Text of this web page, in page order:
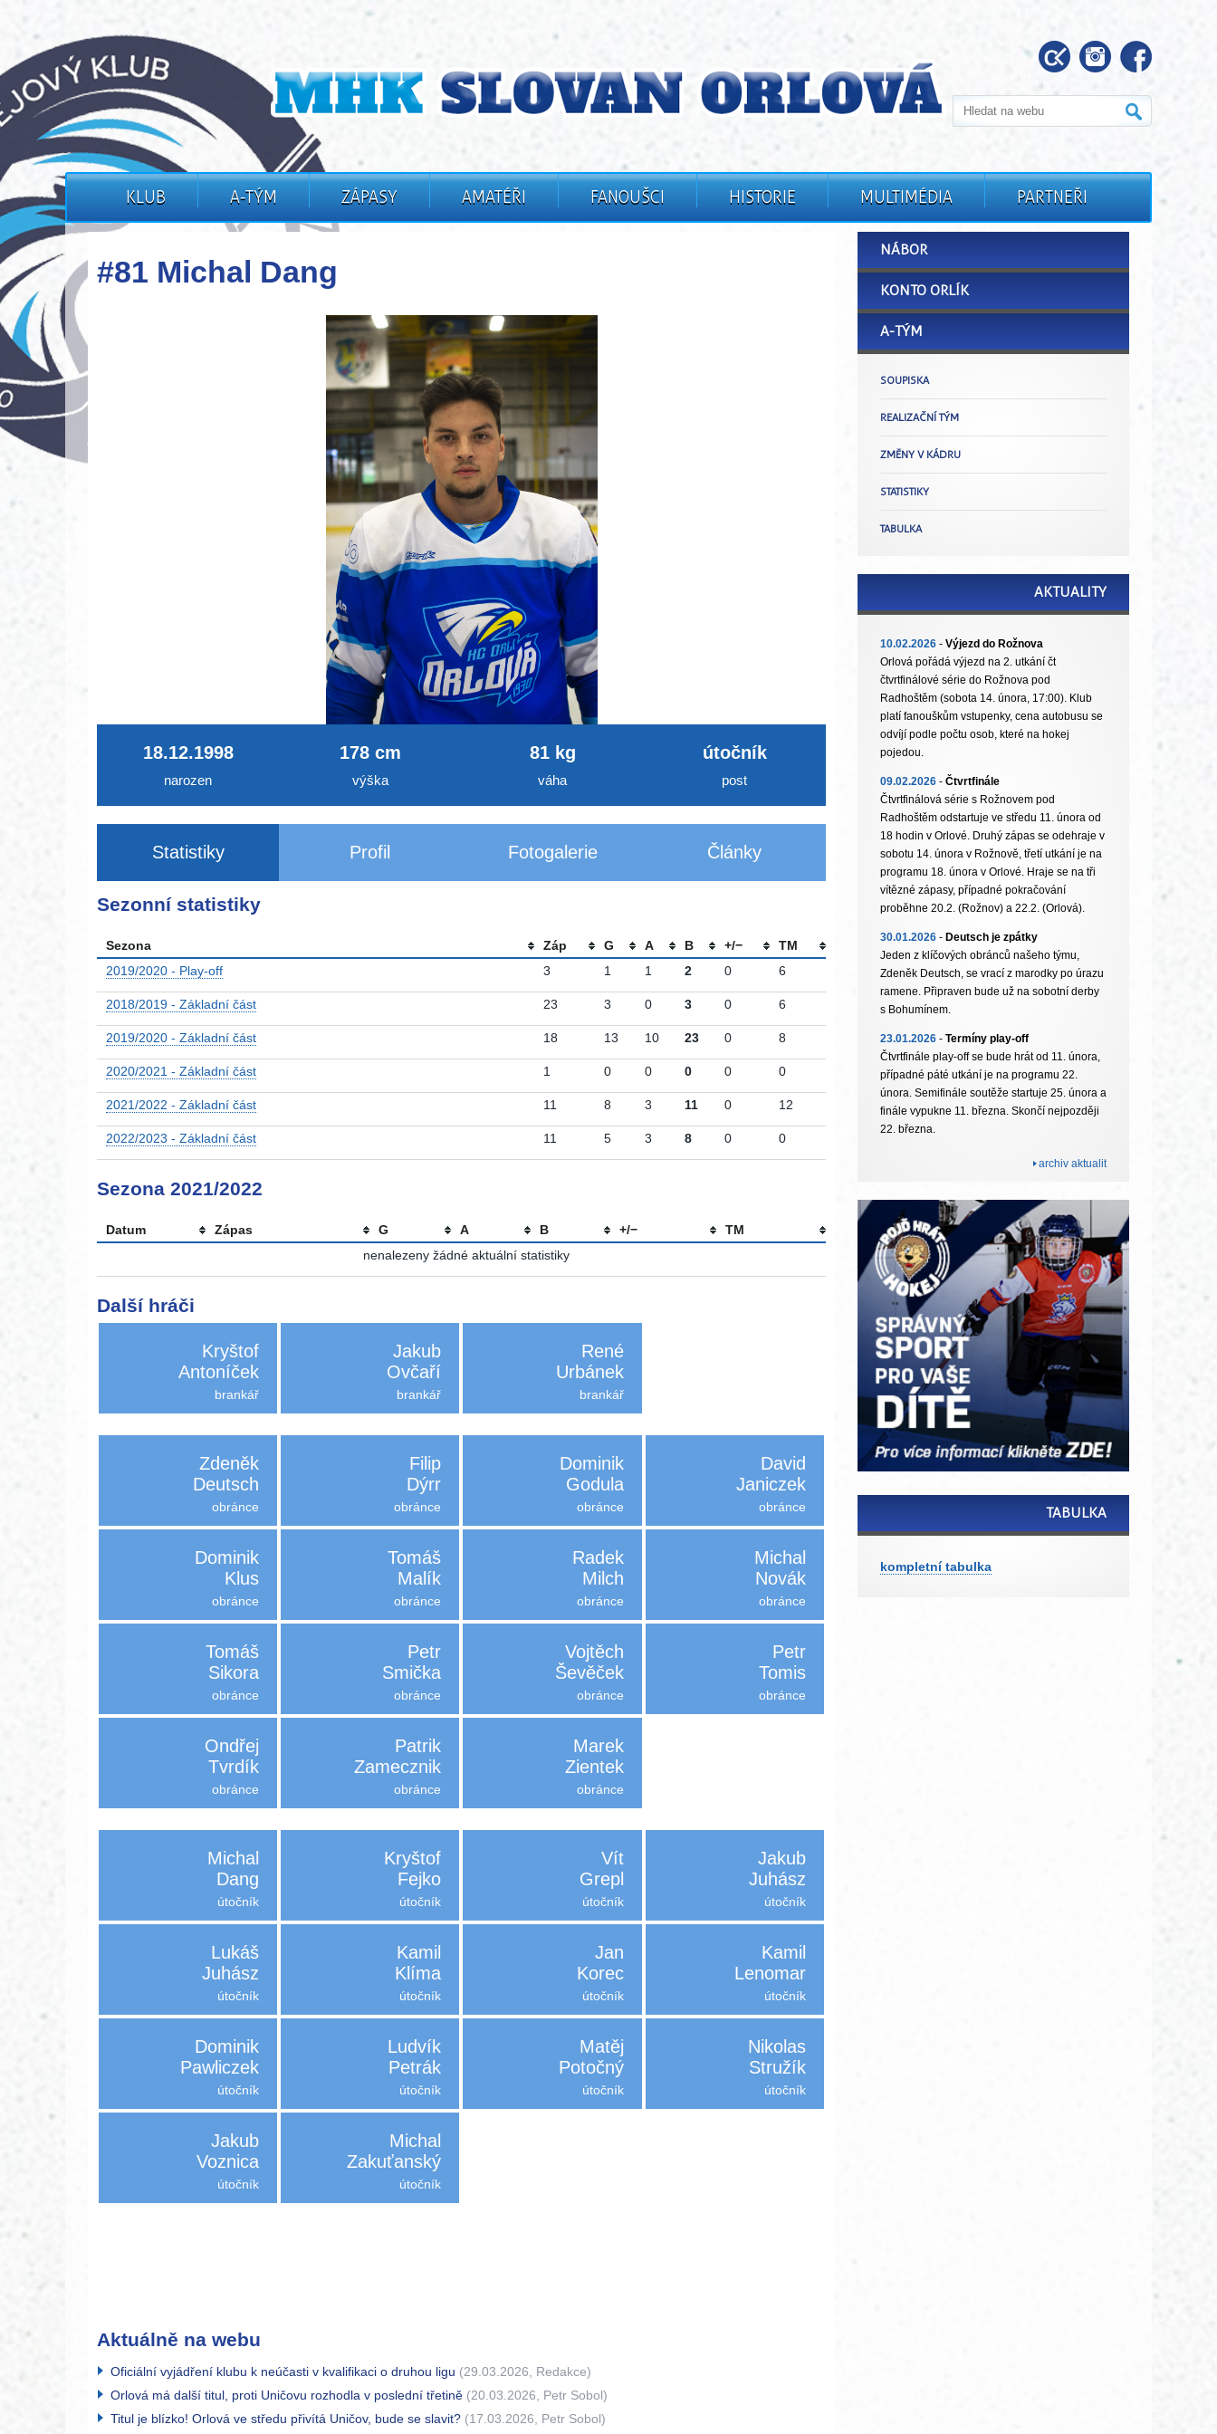
KLUB A-TÝM ZÁPASY AMATÉŘI FANOUŠCI HISTORIE MULTIMÉDIA PARTNEŘI
#81 Michal Dang
18.12.1998
narozen
178 cm
výška
81 kg
váha
útočník
post
Statistiky Profil Fotogalerie Články
Sezonní statistiky
Sezona Záp G A B +/−
TM
2019/2020 - Play-off
3 1 1 2 0 6
2018/2019 - Základní část 23 3 0 3 0 6
2019/2020 - Základní část 18 13 10 23 0 8
2020/2021 - Základní část 1 0 0 0 0 0
2021/2022 - Základní část 11 8 3 11 0 12
2022/2023 - Základní část 11 5 3 8 0 0
Sezona 2021/2022
Datum Zápas G A B +/−
TM
nenalezeny žádné aktuální statistiky
Další hráči
Kryštof
Antoníček
brankář
Jakub
Ovčaří
brankář
René
Urbánek
brankář
Zdeněk
Deutsch
obránce
Filip
Dýrr
obránce
Dominik
Godula
obránce
David
Janiczek
obránce
Dominik
Klus
obránce
Tomáš
Malík
obránce
Radek
Milch
obránce
Michal
Novák
obránce
Tomáš
Sikora
obránce
Petr
Smička
obránce
Vojtěch
Ševěček
obránce
Petr
Tomis
obránce
Ondřej
Tvrdík
obránce
Patrik
Zamecznik
obránce
Marek
Zientek
obránce
Michal
Dang
útočník
Kryštof
Fejko
útočník
Vít
Grepl
útočník
Jakub
Juhász
útočník
Lukáš
Juhász
útočník
Kamil
Klíma
útočník
Jan
Korec
útočník
Kamil
Lenomar
útočník
Dominik
Pawliczek
útočník
Ludvík
Petrák
útočník
Matěj
Potočný
útočník
Nikolas
Stružík
útočník
Jakub
Voznica
útočník
Michal
Zakuťanský
útočník
Aktuálně na webu
Oficiální vyjádření klubu k neúčasti v kvalifikaci o druhou ligu (29.03.2026, Redakce)
Orlová má další titul, proti Uničovu rozhodla v poslední třetině (20.03.2026, Petr Sobol)
Titul je blízko! Orlová ve středu přivítá Uničov, bude se slavit? (17.03.2026, Petr Sobol)
NÁBOR
KONTO ORLÍK
A-TÝM
SOUPISKA
REALIZAČNÍ TÝM
ZMĚNY V KÁDRU
STATISTIKY
TABULKA
AKTUALITY
10.02.2026 - Výjezd do Rožnova
Orlová pořádá výjezd na 2. utkání čt
čtvrtfinálové série do Rožnova pod
Radhoštěm (sobota 14. února, 17:00). Klub
platí fanouškům vstupenky, cena autobusu se
odvíjí podle počtu osob, které na hokej
pojedou.
09.02.2026 - Čtvrtfinále
Čtvrtfinálová série s Rožnovem pod
Radhoštěm odstartuje ve středu 11. února od
18 hodin v Orlové. Druhý zápas se odehraje v
sobotu 14. února v Rožnově, třetí utkání je na
programu 18. února v Orlové. Hraje se na tři
vítězné zápasy, případné pokračování
proběhne 20.2. (Rožnov) a 22.2. (Orlová).
30.01.2026 - Deutsch je zpátky
Jeden z klíčových obránců našeho týmu,
Zdeněk Deutsch, se vrací z marodky po úrazu
ramene. Připraven bude už na sobotní derby
s Bohumínem.
23.01.2026 - Termíny play-off
Čtvrtfinále play-off se bude hrát od 11. února,
případné páté utkání je na programu 22.
února. Semifinále soutěže startuje 25. února a
finále vypukne 11. března. Skončí nejpozději
22. března.
archiv aktualit
TABULKA
kompletní tabulka